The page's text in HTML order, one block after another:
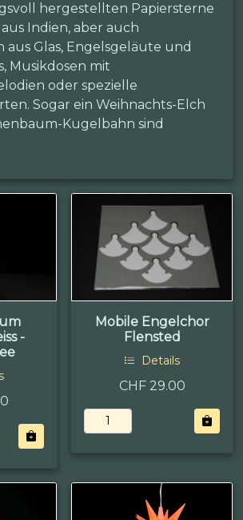
hergestellten Papiersterne
Indien, aber auch
aus Glas, Engelsgeläute und
Musikdosen mit
oder spezielle
Sogar ein Weihnachts-Elch
Kugelbahn sind
-
Mobile Engelchor
Flensted
Details
CHF 29.00